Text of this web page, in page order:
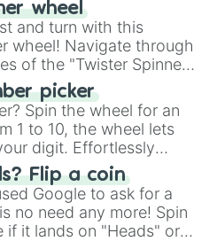
wheel
and turn with this
wheel! Navigate through
of the "Twister Spinner
and laughter in
of physical skill.
picker
Spin the wheel for an
1 to 10, the wheel lets
digit. Effortlessly
number with a spin of
Flip a coin
Google to ask for a
no need any more! Spin
if it lands on "Heads" or